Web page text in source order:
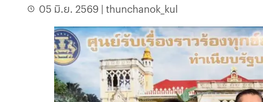
05 มิ.ย. 2569 | thunchanok_kul